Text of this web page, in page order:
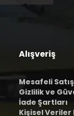
Alışveriş
Mesafeli
Gizlilik ve
İade Şartları
Kişisel Veriler